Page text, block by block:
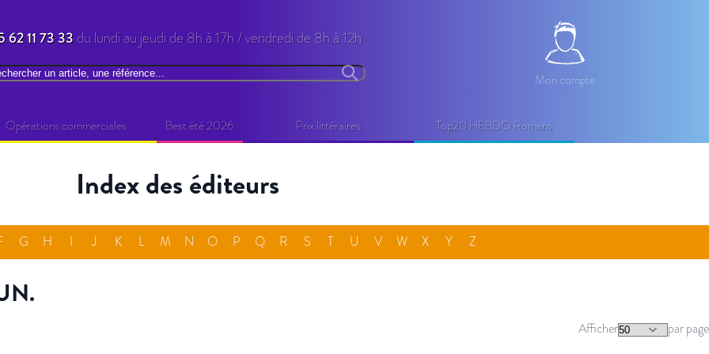
62 11 73 33 du lundi au jeudi de 8h à 17h / vendredi de 8h à 12h
Rechercher
Mon compte
Mon compte
Opérations commerciales Best été 2026 Prix littéraires Top20 HEBDO Romans
Index des éditeurs
G H I J K L M N O P Q R S T U V W X Y Z
Afficher par page